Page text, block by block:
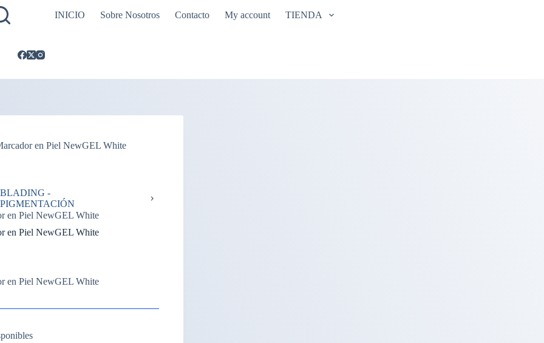
INICIO Sobre Nosotros Contacto My account TIENDA
en Piel NewGEL White
-
en Piel NewGEL White
en Piel NewGEL White
en Piel NewGEL White